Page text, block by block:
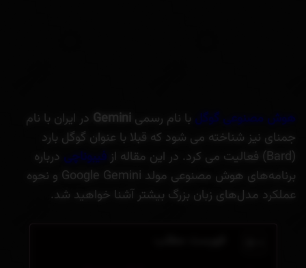
هوش مصنوعی گوگل با نام رسمی ‫ Gemini در ایران با نام
جمنای نیز شناخته می شود که قبلا با عنوان گوگل بارد
(Bard) فعالیت می کرد. در این مقاله از
فیبوناچی درباره
برنامه‌های هوش مصنوعی مولد Google Gemini و نحوه
عملکرد مدل‌های زبان بزرگ بیشتر آشنا خواهید شد.